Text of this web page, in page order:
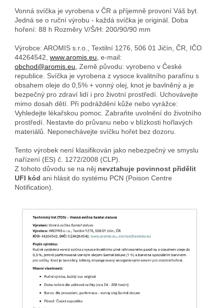
Vonná svíčka je vyrobena v ČR a příjemně provoní Váš byt.
Jedná se o ruční výrobu - každá svíčka je originál. Doba
hoření: 88 h Rozměry V/Š/H: 200/90/90 mm
Výrobce: AROMIS s.r.o., Textilní 1276, 506 01 Jičín, ČR, IČO
44264542, www.aromis.eu, e-mail:
obchod@aromis.eu, Země původu: vyrobeno v České
republice. Svíčka je vyrobena z vysoce kvalitního parafínu s
obsahem oleje do 0,5% + vonný olej, knot je bavlněný a je
bezpečný pro zdraví lidí i pro životní prostředí. Uchovávejte
mimo dosah dětí. Při podráždění kůže nebo vyrážce:
Vyhledejte lékařskou pomoc. Zabraňte uvolnění do životního
prostředí. Nestavte do průvanu nebo v blízkosti hořlavých
materiálů. Neponechávejte svíčku hořet bez dozoru.
Tento výrobek není klasifikován jako nebezpečný ve smyslu
nařízení (ES) č. 1272/2008 (CLP).
Z tohoto důvodu se na něj nevztahuje povinnost přidělit
UFI kód ani hlásit do systému PCN (Poison Centre
Notification).